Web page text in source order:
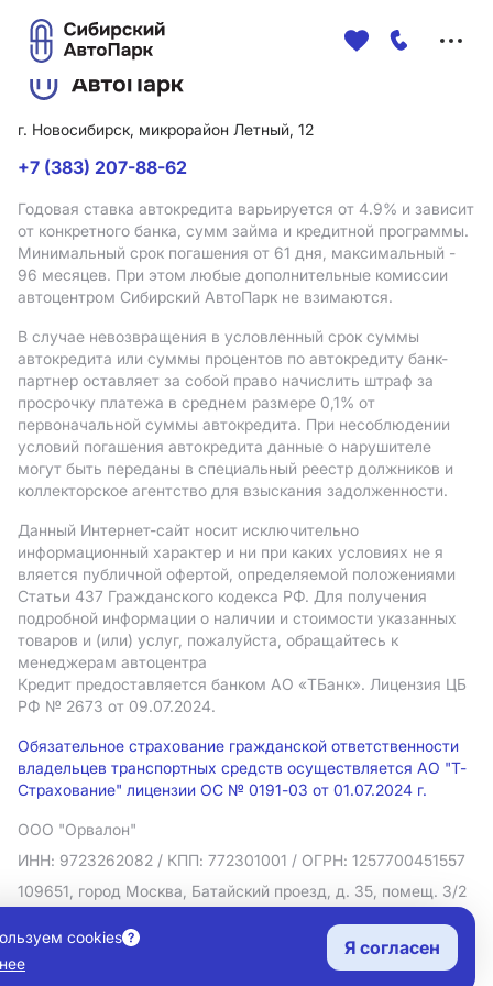
г. Новосибирск, микрорайон Летный, 12
+7 (383) 207-88-62
Годовая ставка автокредита варьируется от 4.9% и зависит
от конкретного банка, сумм займа и кредитной программы.
Минимальный срок погашения от 61 дня, максимальный -
96 месяцев. При этом любые дополнительные комиссии
автоцентром Сибирский АвтоПарк не взимаются.
В случае невозвращения в условленный срок суммы
автокредита или суммы процентов по автокредиту банк-
партнер оставляет за собой право начислить штраф за
просрочку платежа в среднем размере 0,1% от
первоначальной суммы автокредита. При несоблюдении
условий погашения автокредита данные о нарушителе
могут быть переданы в специальный реестр должников и
коллекторское агентство для взыскания задолженности.
Данный Интернет-сайт носит исключительно
информационный характер и ни при каких условиях не я
вляется публичной офертой, определяемой положениями
Статьи 437 Гражданского кодекса РФ. Для получения
подробной информации о наличии и стоимости указанных
товаров и (или) услуг, пожалуйста, обращайтесь к
менеджерам автоцентра
Кредит предоставляется банком АO «ТБанк». Лицензия ЦБ
РФ № 2673 от 09.07.2024.
Обязательное страхование гражданской ответственности
владельцев транспортных средств осуществляется АО "Т-
Страхование" лицензии ОС № 0191-03 от 01.07.2024 г.
ООО "Орвалон"
ИНН: 9723262082 / КПП: 772301001 / ОГРН: 1257700451557
109651, город Москва, Батайский проезд, д. 35, помещ. 3/2
Политика в отношении обработки персональных данных
Согласие на рекламную рассылку
Правовая информация
cookies
Я согласен